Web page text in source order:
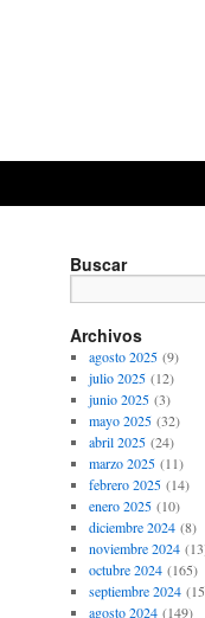
Buscar
Archivos
agosto 2025(9)
julio 2025(12)
junio 2025(3)
mayo 2025(32)
abril 2025(24)
marzo 2025(11)
febrero 2025(14)
enero 2025(10)
diciembre 2024(8)
noviembre 2024
octubre 2024(165)
septiembre 2024
agosto 2024(149)